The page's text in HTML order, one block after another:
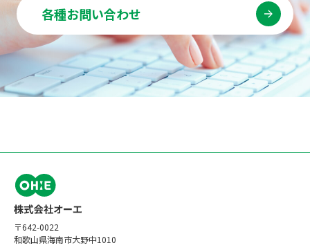
各種お問い合わせ
〒642-0022
和歌山県海南市大野中1010